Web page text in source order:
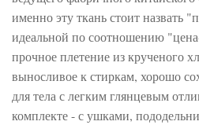
именно эту ткань стоит назвать
идеальной по соотношению
прочное плетение из крученого
выносливое к стиркам, хорошо
для тела с легким глянцевым
комплекте - с ушками,